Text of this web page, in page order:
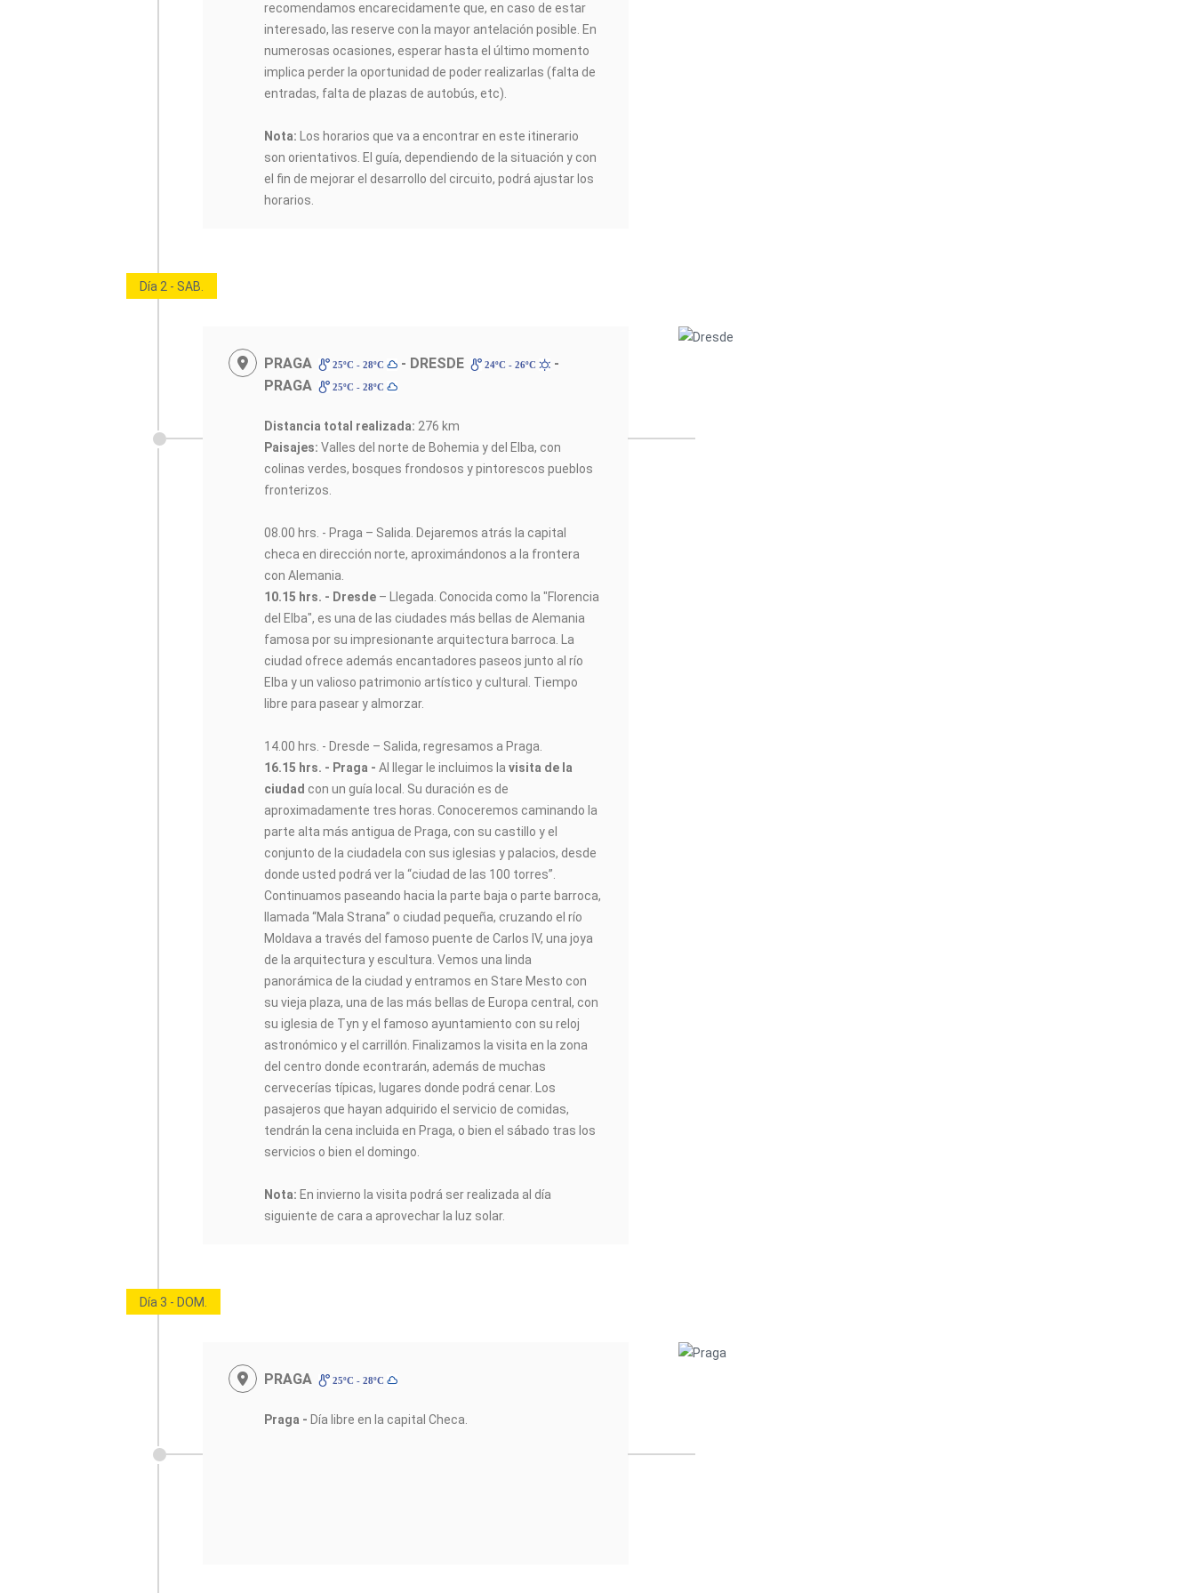
recomendamos encarecidamente que, en caso de estar
interesado, las reserve con la mayor antelación posible. En
numerosas ocasiones, esperar hasta el último momento
implica perder la oportunidad de poder realizarlas (falta de
entradas, falta de plazas de autobús, etc).
Nota: Los horarios que va a encontrar en este itinerario
son orientativos. El guía, dependiendo de la situación y con
el fin de mejorar el desarrollo del circuito, podrá ajustar los
horarios.
Día 2 - SAB.
PRAGA 25ºC - 28ºC - DRESDE 24ºC - 26ºC
-
PRAGA
25ºC - 28ºC
Distancia total realizada:276 km
Paisajes: Valles del norte de Bohemia y del Elba, con
colinas verdes, bosques frondosos y pintorescos pueblos
fronterizos.
08.00 hrs. - Praga – Salida. Dejaremos atrás la capital
checa en dirección norte, aproximándonos a la frontera
con Alemania.
10.15 hrs. - Dresde – Llegada. Conocida como la "Florencia
del Elba", es una de las ciudades más bellas de Alemania
famosa por su impresionante arquitectura barroca. La
ciudad ofrece además encantadores paseos junto al río
Elba y un valioso patrimonio artístico y cultural. Tiempo
libre para pasear y almorzar.
14.00 hrs. - Dresde – Salida, regresamos a Praga.
16.15 hrs. - Praga - Al llegar le incluimos lavisita de la
ciudad con un guía local. Su duración es de
aproximadamente tres horas. Conoceremos caminando la
parte alta más antigua de Praga, con su castillo y el
conjunto de la ciudadela con sus iglesias y palacios, desde
donde usted podrá ver la “ciudad de las 100 torres”.
Continuamos paseando hacia la parte baja o parte barroca,
llamada “Mala Strana” o ciudad pequeña, cruzando el río
Moldava a través del famoso puente de Carlos IV, una joya
de la arquitectura y escultura. Vemos una linda
panorámica de la ciudad y entramos en Stare Mesto con
su vieja plaza, una de las más bellas de Europa central, con
su iglesia de Tyn y el famoso ayuntamiento con su reloj
astronómico y el carrillón. Finalizamos la visita en la zona
del centro donde econtrarán, además de muchas
cervecerías típicas, lugares donde podrá cenar. Los
pasajeros que hayan adquirido el servicio de comidas,
tendrán la cena incluida en Praga, o bien el sábado tras los
servicios o bien el domingo.
Nota: En invierno la visita podrá ser realizada al día
siguiente de cara a aprovechar la luz solar.
Día 3 - DOM.
PRAGA 25ºC - 28ºC
Praga - Día libre en la capital Checa.